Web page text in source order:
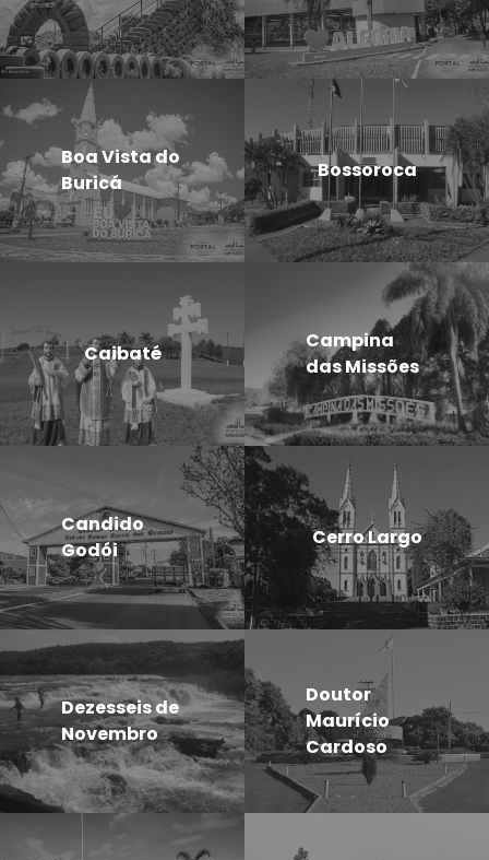
Boa Vista do
Buricá
Bossoroca
Caibaté
Campina
das Missões
Candido
Godói
Cerro Largo
Dezesseis de
Novembro
Doutor
Maurício
Cardoso